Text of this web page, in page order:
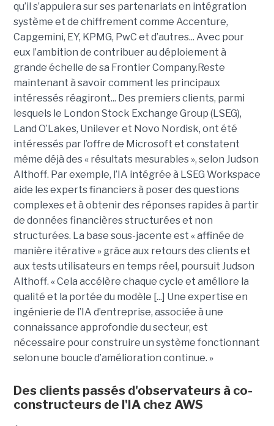
qu’il s’appuiera sur ses partenariats en intégration
système et de chiffrement comme Accenture,
Capgemini, EY, KPMG, PwC et d’autres... Avec pour
eux l’ambition de contribuer au déploiement à
grande échelle de sa Frontier Company.Reste
maintenant à savoir comment les principaux
intéressés réagiront... Des premiers clients, parmi
lesquels le London Stock Exchange Group (LSEG),
Land O’Lakes, Unilever et Novo Nordisk, ont été
intéressés par l’offre de Microsoft et constatent
même déjà des « résultats mesurables », selon Judson
Althoff. Par exemple, l’IA intégrée à LSEG Workspace
aide les experts financiers à poser des questions
complexes et à obtenir des réponses rapides à partir
de données financières structurées et non
structurées. La base sous-jacente est « affinée de
manière itérative » grâce aux retours des clients et
aux tests utilisateurs en temps réel, poursuit Judson
Althoff. « Cela accélère chaque cycle et améliore la
qualité et la portée du modèle [...] Une expertise en
ingénierie de l’IA d’entreprise, associée à une
connaissance approfondie du secteur, est
nécessaire pour construire un système fonctionnant
selon une boucle d’amélioration continue. »
Des clients passés d'observateurs à co-
constructeurs de l'IA chez AWS